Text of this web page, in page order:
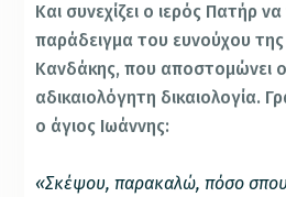
Και συνεχίζει ο ιερός Πατήρ
παράδειγμα του ευνούχου της
Κανδάκης, που αποστομώνει
αδικαιολόγητη δικαιολογία.
ο άγιος Ιωάννης:
«Σκέψου, παρακαλώ, πόσο